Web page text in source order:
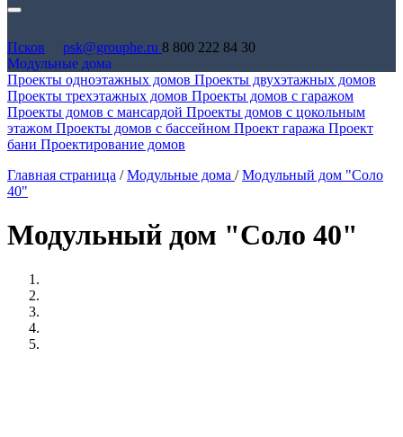
Псков psk@grouphe.ru 8 800 222 84 30
Модульные дома
Проекты одноэтажных домов Проекты двухэтажных домов
Проекты трехэтажных домов Проекты домов с гаражом
Проекты домов с мансардой Проекты домов с цокольным
этажом Проекты домов с бассейном Проект гаража Проект
бани Проектирование домов
Главная страница / Модульные дома / Модульный дом "Соло
40"
Модульный дом "Соло 40"